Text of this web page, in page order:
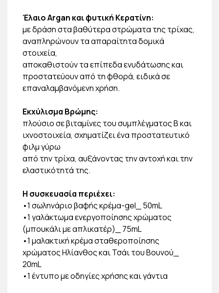
Έλαιο Argan και φυτική Κερατίνη:
με δράση στα βαθύτερα στρώματα της τρίχας,
αναπληρώνουν τα απαραίτητα δομικά
στοιχεία,
αποκαθιστούν τα επίπεδα ενυδάτωσης και
προστατεύουν από τη φθορά, ειδικά σε
επαναλαμβανόμενη χρήση.
Εκχύλισμα Βρώμης:
πλούσιο σε βιταμίνες του συμπλέγματος Β και
ιχνοστοιχεία, σχηματίζει ένα προστατευτικό
φιλμ γύρω
από την τρίχα, αυξάνοντας την αντοχή και την
ελαστικότητά της.
Η συσκευασία περιέχει:
•1 σωληνάριο βαφής κρέμα-gel_ 50mL
•1 γαλάκτωμα ενεργοποίησης χρώματος
(μπουκάλι με απλικατέρ)_ 75mL
•1 μαλακτική κρέμα σταθεροποίησης
χρώματος Ηλίανθος και Τσάι του Βουνού_
20mL
•1 έντυπο με οδηγίες χρήσης και γάντια